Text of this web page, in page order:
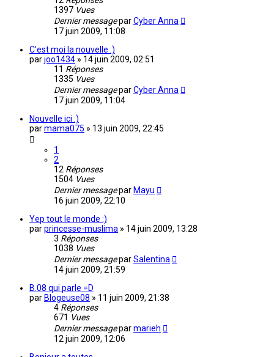
1397 Vues
Dernier messageparCyber Anna
17 juin 2009, 11:08
C'est moi la nouvelle :)
parjoo1434 » 14 juin 2009, 02:51
11 Réponses
1335 Vues
Dernier messageparCyber Anna
17 juin 2009, 11:04
Nouvelle ici :)
parmama075 » 13 juin 2009, 22:45
1
2
12 Réponses
1504 Vues
Dernier messagepar Mayu
16 juin 2009, 22:10
Yep tout le monde :)
parprincesse-muslima » 14 juin 2009, 13:28
3 Réponses
1038 Vues
Dernier messageparSalentina
14 juin 2009, 21:59
B.08 qui parle =D
par Blogeuse08 » 11 juin 2009, 21:38
4 Réponses
671 Vues
Dernier messageparmarieh
12 juin 2009, 12:06